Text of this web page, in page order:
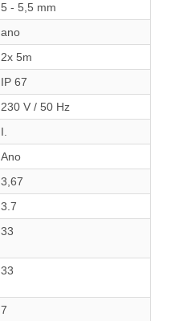
5 - 5,5 mm
ano
2x 5m
IP 67
230 V / 50 Hz
I.
Ano
3,67
3.7
33
33
7